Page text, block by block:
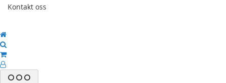
Kontakt oss